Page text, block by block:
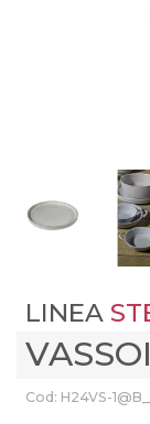
LINEA
Cod: H24VS-